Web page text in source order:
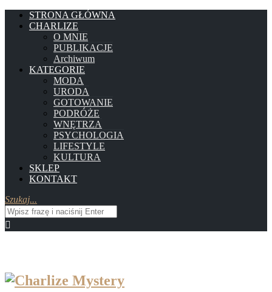
STRONA GŁÓWNA
CHARLIZE
O MNIE
PUBLIKACJE
Archiwum
KATEGORIE
MODA
URODA
GOTOWANIE
PODRÓŻE
WNĘTRZA
PSYCHOLOGIA
LIFESTYLE
KULTURA
SKLEP
KONTAKT
Szukaj...